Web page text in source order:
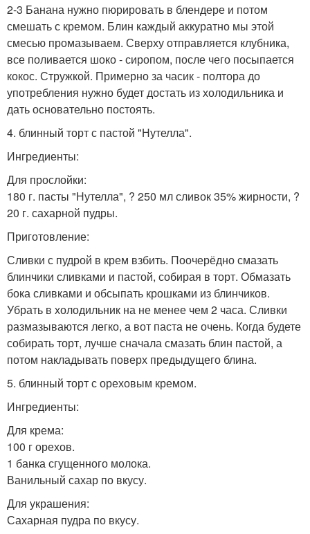
2-3 Банана нужно пюрировать в блендере и потом
смешать с кремом. Блин каждый аккуратно мы этой
смесью промазываем. Сверху отправляется клубника,
все поливается шоко - сиропом, после чего посыпается
кокос. Стружкой. Примерно за часик - полтора до
употребления нужно будет достать из холодильника и
дать основательно постоять.
4. блинный торт с пастой "Нутелла".
Ингредиенты:
Для прослойки:
180 г. пасты "Нутелла", ? 250 мл сливок 35% жирности, ?
20 г. сахарной пудры.
Приготовление:
Сливки с пудрой в крем взбить. Поочерёдно смазать
блинчики сливками и пастой, собирая в торт. Обмазать
бока сливками и обсыпать крошками из блинчиков.
Убрать в холодильник на не менее чем 2 часа. Сливки
размазываются легко, а вот паста не очень. Когда будете
собирать торт, лучше сначала смазать блин пастой, а
потом накладывать поверх предыдущего блина.
5. блинный торт с ореховым кремом.
Ингредиенты:
Для крема:
100 г орехов.
1 банка сгущенного молока.
Ванильный сахар по вкусу.
Для украшения:
Сахарная пудра по вкусу.